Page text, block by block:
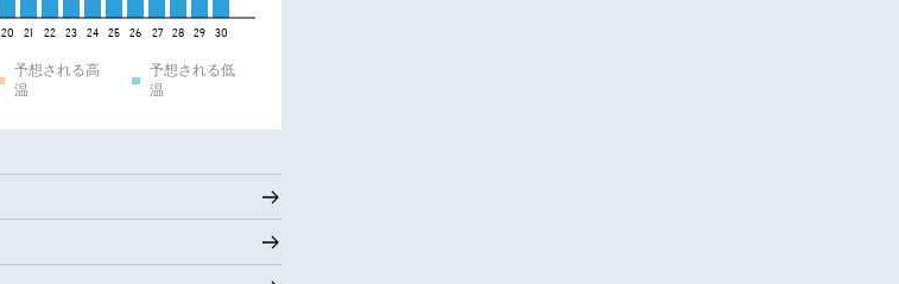
20 21 22 23 24 25 26 27 28 29 30
予想される高
温
予想される低
温